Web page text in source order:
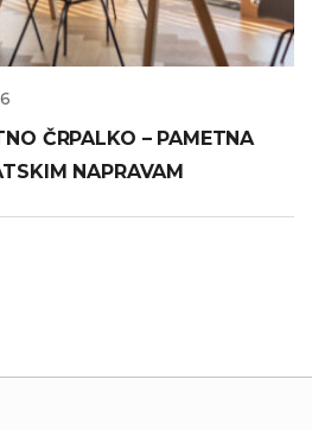
ČRPALKO – PAMETNA
NAPRAVAM